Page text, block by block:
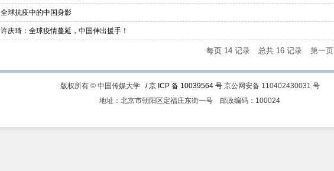
全球抗疫中的中国身影
许庆琦：全球疫情蔓延，中国伸出援手！
每页 14 记录 总共 16 记录 第一页
版权所有 © 中国传媒大学 / 京 ICP 备 10039564 号京公网安备 110402430031 号
地址：北京市朝阳区定福庄东街一号
邮政编码：100024